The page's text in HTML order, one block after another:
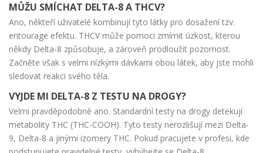
MŮŽU SMÍCHAT DELTA-8 A THCV?
Ano, někteří uživatelé kombinují tyto látky pro dosažení tzv.
entourage efektu. THCV může pomoci zmírnit úzkost, kterou
někdy Delta-8 způsobuje, a zároveň prodloužit pozornost.
Začněte však s velmi nízkými dávkami obou látek, aby jste mohli
sledovat reakci svého těla.
VYJDE MI DELTA-8 Z TESTU NA DROGY?
Velmi pravděpodobně ano. Standardní testy na drogy detekují
metabolity THC (THC-COOH). Tyto testy nerozlišují mezi Delta-
9, Delta-8 a jinými izomery THC. Pokud pracujete v profesi, kde